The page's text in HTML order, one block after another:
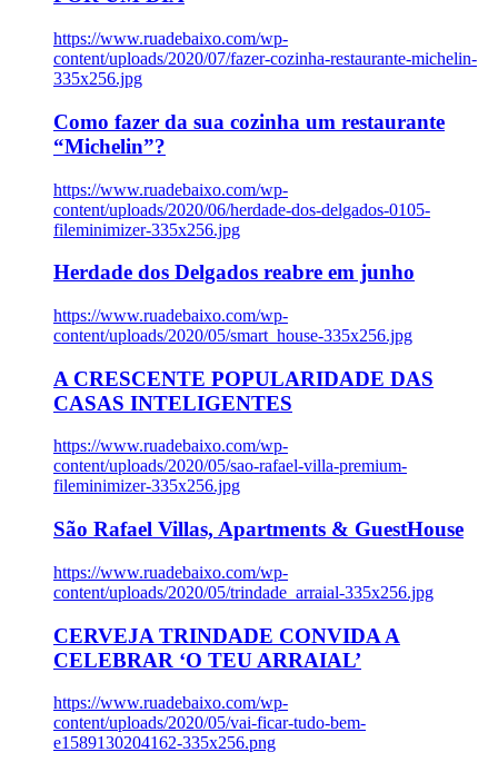
https://www.ruadebaixo.com/wp-
content/uploads/2020/07/fazer-cozinha-restaurante-michelin-
335x256.jpg
Como fazer da sua cozinha um restaurante
“Michelin”?
https://www.ruadebaixo.com/wp-
content/uploads/2020/06/herdade-dos-delgados-0105-
fileminimizer-335x256.jpg
Herdade dos Delgados reabre em junho
https://www.ruadebaixo.com/wp-
content/uploads/2020/05/smart_house-335x256.jpg
A CRESCENTE POPULARIDADE DAS
CASAS INTELIGENTES
https://www.ruadebaixo.com/wp-
content/uploads/2020/05/sao-rafael-villa-premium-
fileminimizer-335x256.jpg
São Rafael Villas, Apartments & GuestHouse
https://www.ruadebaixo.com/wp-
content/uploads/2020/05/trindade_arraial-335x256.jpg
CERVEJA TRINDADE CONVIDA A
CELEBRAR ‘O TEU ARRAIAL’
https://www.ruadebaixo.com/wp-
content/uploads/2020/05/vai-ficar-tudo-bem-
e1589130204162-335x256.png